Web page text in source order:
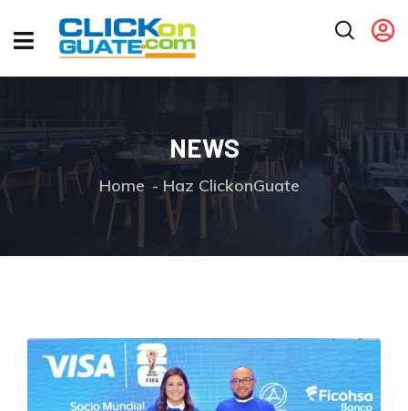
NEWS
Home Haz ClickonGuate